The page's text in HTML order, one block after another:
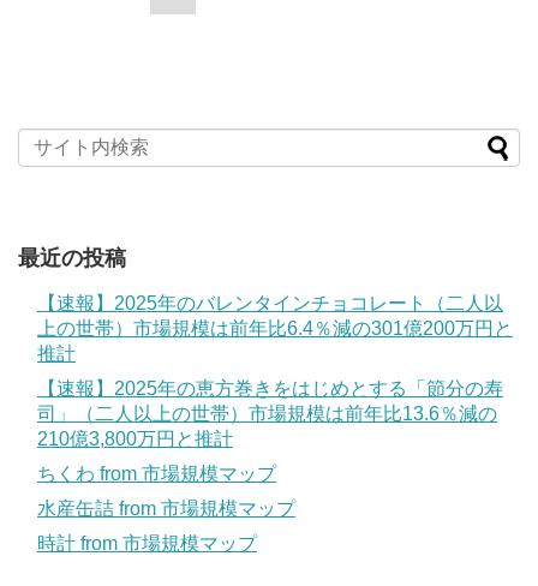
最近の投稿
【速報】2025年のバレンタインチョコレート（二人以
上の世帯）市場規模は前年比6.4％減の301億200万円と
推計
【速報】2025年の恵方巻きをはじめとする「節分の寿
司」（二人以上の世帯）市場規模は前年比13.6％減の
210億3,800万円と推計
ちくわ from 市場規模マップ
水産缶詰 from 市場規模マップ
時計 from 市場規模マップ